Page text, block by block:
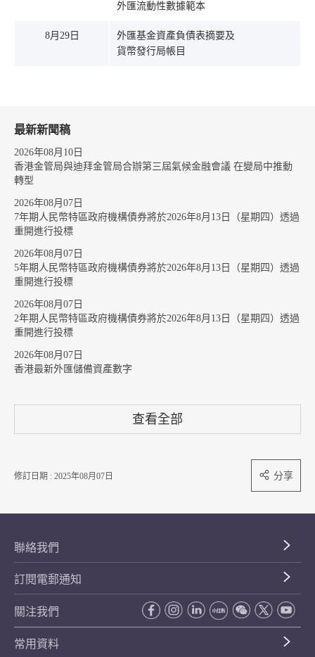
外匯流動性數據範本
8月29日
外匯基金資產負債表摘要及
貨幣發行局帳目
最新新聞稿
2026年08月10日
香港金管局與迪拜金管局合辦第三屆氣候金融會議 在變局中推動
轉型
2026年08月07日
7年期人民幣特區政府機構債券將於2026年8月13日（星期四）透過
重開進行投標
2026年08月07日
5年期人民幣特區政府機構債券將於2026年8月13日（星期四）透過
重開進行投標
2026年08月07日
2年期人民幣特區政府機構債券將於2026年8月13日（星期四）透過
重開進行投標
2026年08月07日
香港最新外匯儲備資產數字
查看全部
修訂日期 : 2025年08月07日 分享
聯絡我們
訂閱電郵通知
關注我們
常用資料